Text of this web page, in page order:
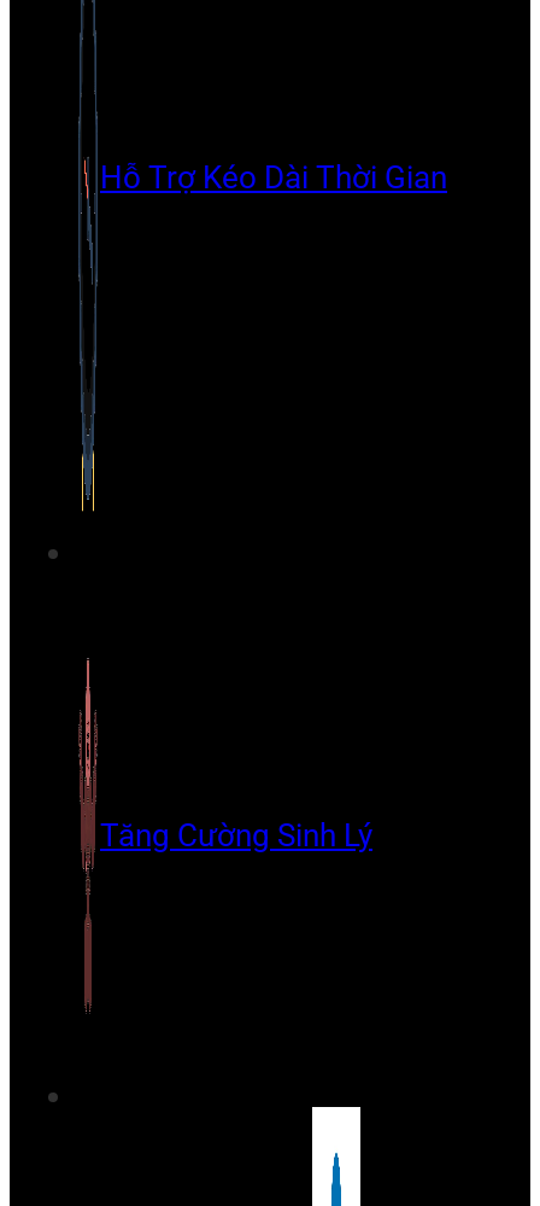
Hỗ Trợ Kéo Dài Thời Gian
Tăng Cường Sinh Lý